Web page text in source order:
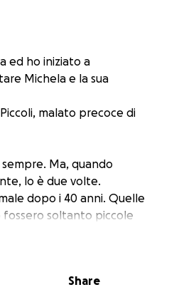
ed ho iniziato a
Michela e la sua
malato precoce di
sempre. Ma, quando
lo è due volte.
dopo i 40 anni. Quelle
fossero soltanto piccole
iniziato a
sua famiglia con il suo
Share